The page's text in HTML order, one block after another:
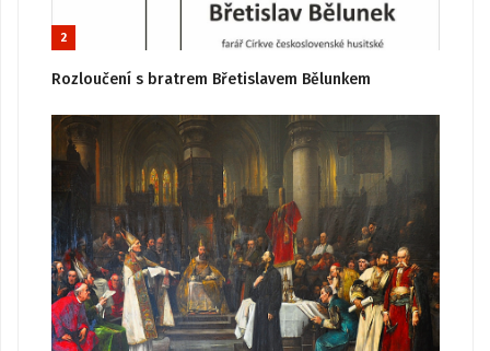
2
Rozloučení s bratrem Břetislavem Bělunkem